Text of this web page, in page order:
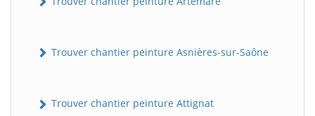
Trouver chantier peinture Asnières-sur-Saône
Trouver chantier peinture Attignat